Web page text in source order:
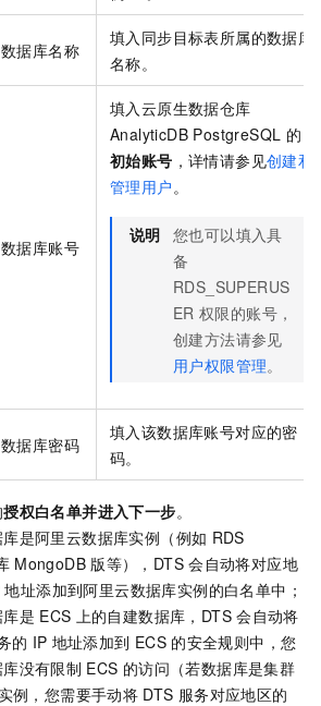
数据库名称
填入同步目标表所属的数据库
名称。
数据库账号
填入 云原生数据仓库
AnalyticDB PostgreSQL 的
初始账号 ，详情请参见创建和
管理用户 。
说明 您也可以填入具
备
RDS_SUPERUS
ER 权限的账号，
创建方法请参见
用户权限管理。
数据库密码
填入该数据库账号对应的密
码。
授权白名单并进入下一步。
是阿里云数据库实例（例如 RDS
MongoDB 版等），DTS 会自动将对应地
地址添加到阿里云数据库实例的白名单中；
是 ECS 上的自建数据库，DTS 会自动将
的 IP 地址添加到 ECS 的安全规则中，您
没有限制 ECS 的访问（若数据库是集群
实例，您需要手动将 DTS 服务对应地区的